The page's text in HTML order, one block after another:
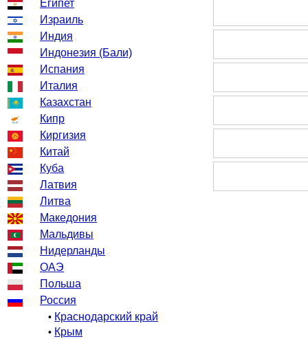
Египет
Израиль
Индия
Индонезия (Бали)
Испания
Италия
Казахстан
Кипр
Киргизия
Китай
Куба
Латвия
Литва
Македония
Мальдивы
Нидерланды
ОАЭ
Польша
Россия
• Краснодарский край
• Крым